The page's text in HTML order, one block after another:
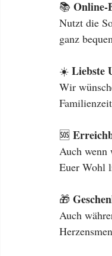
📚 Online-
Nutzt die
ganz
☀️ Liebste
Wir
🆘
Auch
Euer Wohl
🎁
Auch